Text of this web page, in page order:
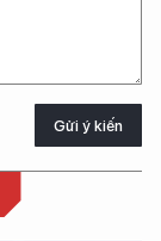
Gửi ý kiến